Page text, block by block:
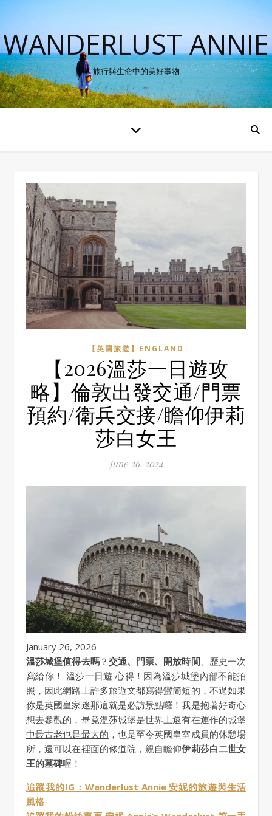
WANDERLUST ANNIE
旅行與生命中的美好事物
【英國旅遊】ENGLAND
【2026溫莎一日遊攻
略】倫敦出發交通/門票
預約/衛兵交接/瞻仰伊莉
莎白女王
June 26, 2024
January 26, 2026
溫莎城堡值得去嗎？ 交通、門票、開放時間、歷史一次
寫給你！ 溫莎一日遊 心得！因為溫莎城堡內部不能拍
照，因此網路上許多旅遊文都寫得蠻簡短的，不過如果
你是英國皇家迷那這就是必訪景點囉！我是抱著好奇心
想去參觀的， 畢竟溫莎城堡是世界上還有在運作的城堡
中最古老也是最大的 ，也是至今英國皇室成員的休憩場
所，還可以在裡面的修道院，親自瞻仰伊莉莎白二世女
王的墓碑喔！
追蹤我的IG：Wanderlust Annie 安妮的旅遊與生活
風格